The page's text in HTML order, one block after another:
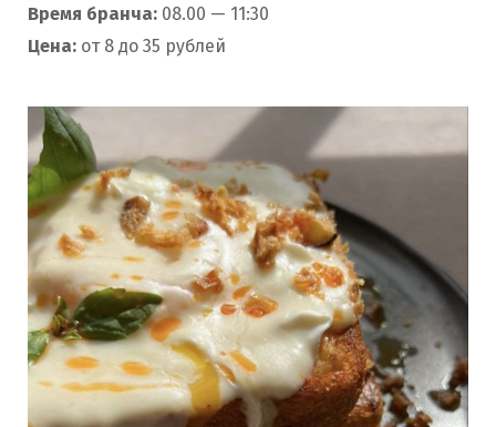
Время бранча: 08.00 — 11:30
Цена: от 8 до 35 рублей